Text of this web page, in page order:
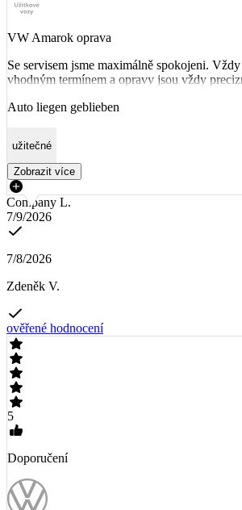
VW Amarok oprava
Se servisem jsme maximálně spokojeni.
vhodným termínem a opravy jsou vždy
Auto liegen geblieben
užitečné
Zobrazit více
Company L.
7/9/2026
7/8/2026
Zdeněk V.
ověřené hodnocení
5
Doporučení